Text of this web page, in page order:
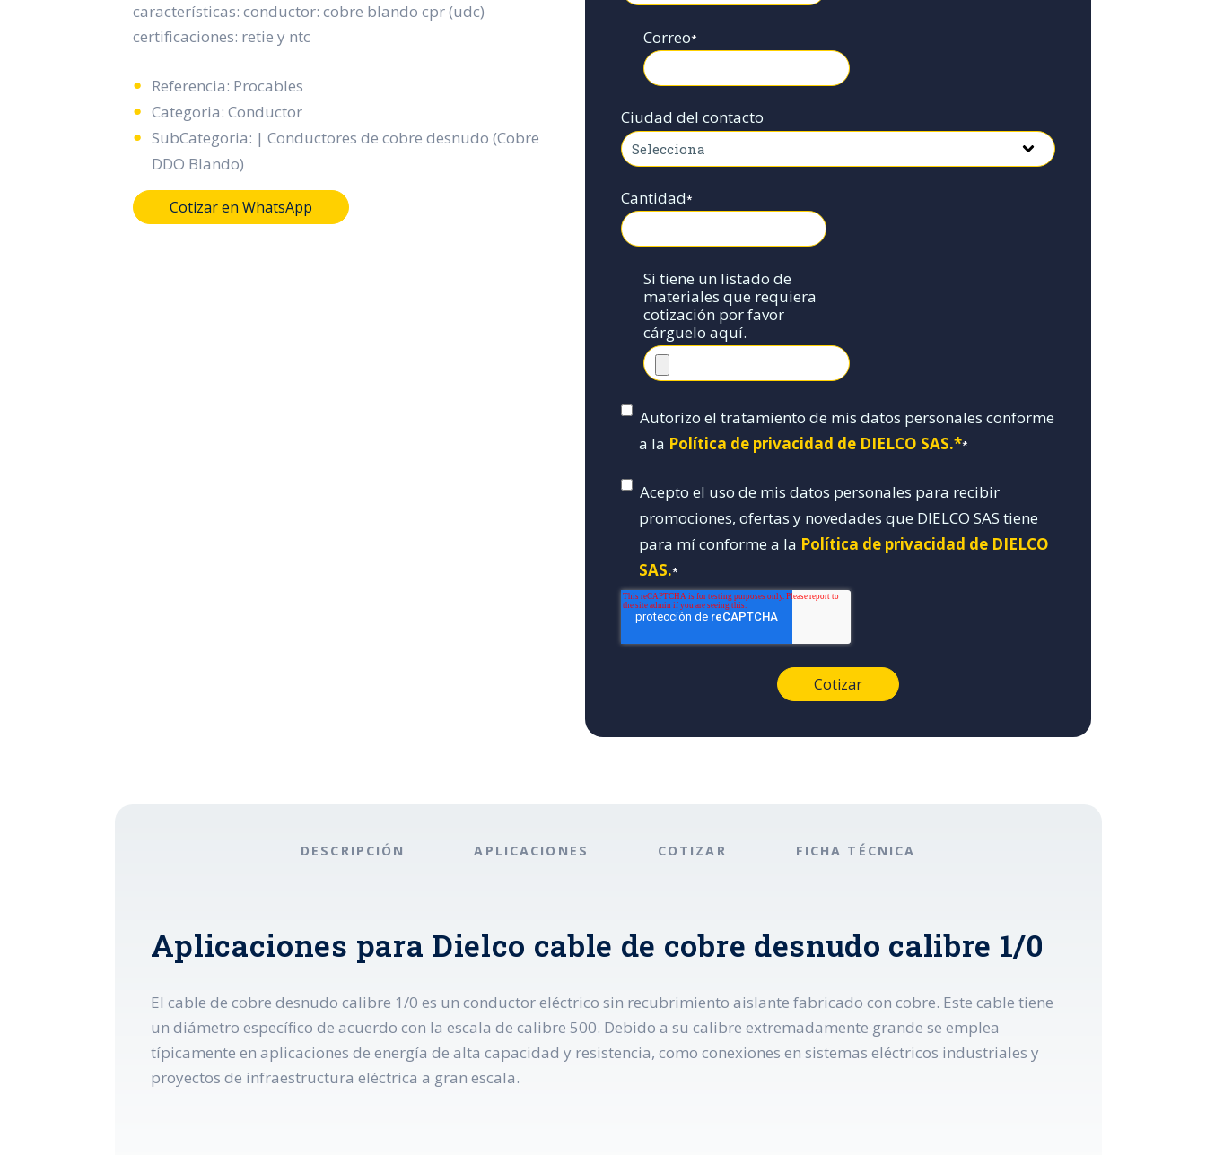
características: conductor: cobre blando cpr (udc)
certificaciones: retie y ntc
Referencia: Procables
Categoria: Conductor
SubCategoria: | Conductores de cobre desnudo (Cobre
DDO Blando)
Cotizar en WhatsApp
Correo*
Ciudad del contacto
Cantidad*
Si tiene un listado de
materiales que requiera
cotización por favor
cárguelo aquí.
Autorizo el tratamiento de mis datos personales conforme
a la Política de privacidad de DIELCO SAS.**
Acepto el uso de mis datos personales para recibir
promociones, ofertas y novedades que DIELCO SAS tiene
para mí conforme a la Política de privacidad de DIELCO
SAS.*
DESCRIPCIÓN APLICACIONES COTIZAR FICHA TÉCNICA
Aplicaciones para Dielco cable de cobre desnudo calibre 1/0
El cable de cobre desnudo calibre 1/0 es un conductor eléctrico sin recubrimiento aislante fabricado con cobre. Este cable tiene
un diámetro específico de acuerdo con la escala de calibre 500. Debido a su calibre extremadamente grande se emplea
típicamente en aplicaciones de energía de alta capacidad y resistencia, como conexiones en sistemas eléctricos industriales y
proyectos de infraestructura eléctrica a gran escala.